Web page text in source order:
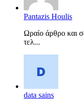
Pantazis Houlis
Ωραίο άρθρο και
τελ...
data sains